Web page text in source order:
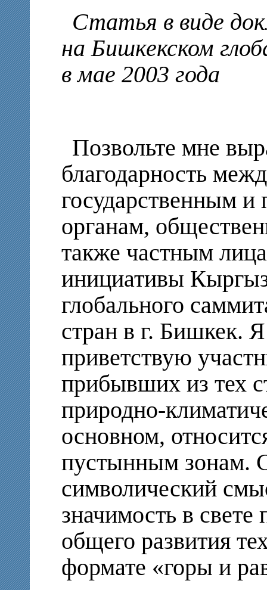
Статья в виде
на Бишкекском
в мае 2003 года
Позвольте мне
благодарность
государственным и
органам,
также частным
инициативы
глобального
стран в г. Бишкек.
приветствую
прибывших из тех
природно-
основном,
пустынным зонам.
символический
значимость в
общего развития
формате «горы и